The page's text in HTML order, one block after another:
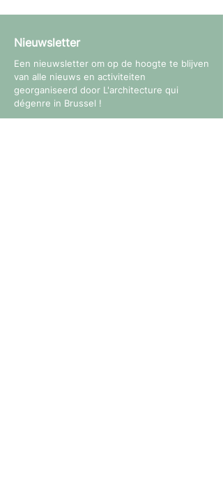
Nieuwsletter
Een nieuwsletter om op de hoogte te blijven
van alle nieuws en activiteiten
georganiseerd door L'architecture qui
dégenre in Brussel !